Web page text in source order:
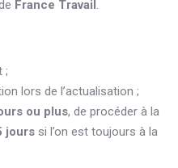
France Travail .
;
lors de l’actualisation ;
ou plus, de procéder à la
jours si l’on est toujours à la